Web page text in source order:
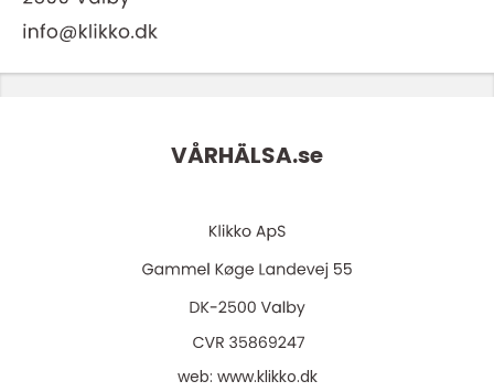
VÅRHÄLSA.se
web: www.klikko.dk